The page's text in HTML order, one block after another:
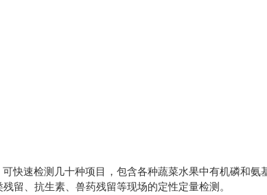
快速检测几十种项目，包含各种蔬菜水果中有机磷和氨
留、抗生素、兽药残留等现场的定性定量检测。